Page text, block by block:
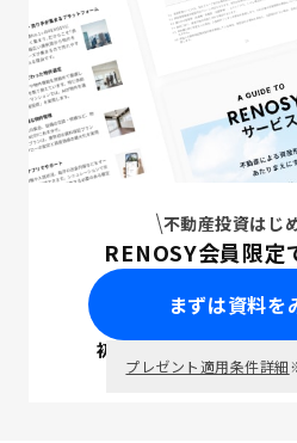
不動産投資はじ
RENOSY会員限定
まずは資料を
初回面談で ポイ
プレゼント適用条件詳細